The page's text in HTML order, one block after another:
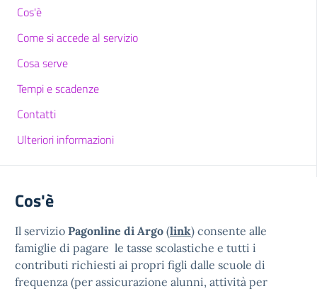
Cos'è
Come si accede al servizio
Cosa serve
Tempi e scadenze
Contatti
Ulteriori informazioni
Cos'è
Il servizio Pagonline di Argo (link) consente alle
famiglie di pagare le tasse scolastiche e tutti i
contributi richiesti ai propri figli dalle scuole di
frequenza (per assicurazione alunni, attività per